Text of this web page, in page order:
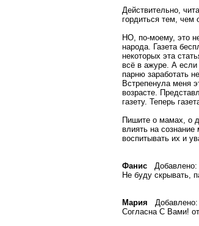
Действительно,
гордиться тем, чем
НО, по-моему, это
народа. Газета
некоторых эта
всё в ажуре. А если
парню заработать
Встрепенула меня
возрасте.
газету. Теперь
Пишите о мамах, о
влиять на
воспитывать их и
Фанис Добавлено:
Не буду скрывать,
Мария Добавлено:
Согласна С Вами!